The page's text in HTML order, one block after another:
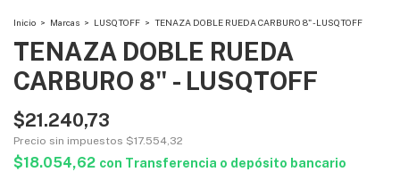
Inicio > Marcas > LUSQTOFF > TENAZA DOBLE RUEDA CARBURO 8" - LUSQTOFF
TENAZA DOBLE RUEDA
CARBURO 8" - LUSQTOFF
$21.240,73
Precio sin impuestos $17.554,32
$18.054,62 con Transferencia o depósito bancario